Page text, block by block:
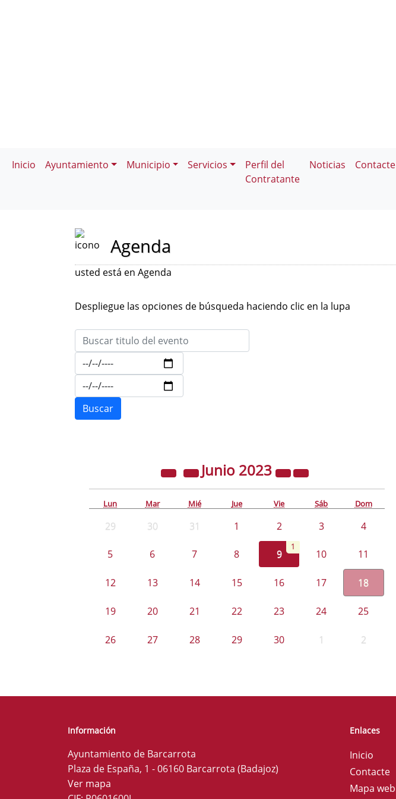
Inicio Ayuntamiento Municipio Servicios
Perfil del
Contratante
Noticias Contacte
Agenda
usted está en Agenda
Despliegue las opciones de búsqueda haciendo clic en la lupa
Junio 2023
Lun Mar Mié Jue Vie Sáb Dom
29 30 31 1 2 3 4
5 6 7 8 9
1
10 11
12 13 14 15 16 17 18
19 20 21 22 23 24 25
26 27 28 29 30 1 2
Información
Ayuntamiento de Barcarrota
Plaza de España, 1 - 06160 Barcarrota (Badajoz)
Ver mapa
Enlaces
Inicio
Contacte
Mapa web